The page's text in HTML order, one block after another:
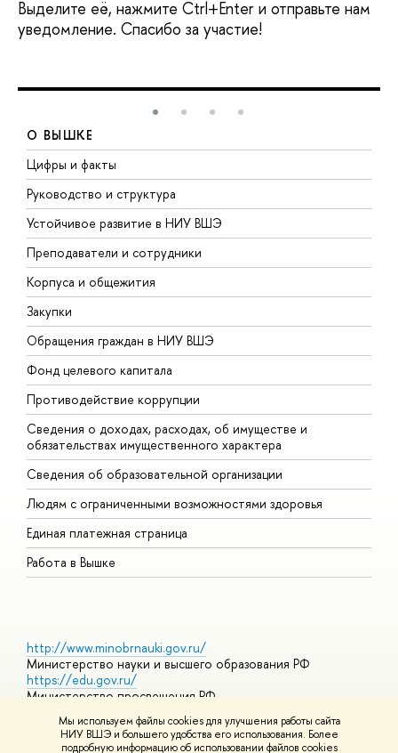
Мы используем файлы cookies для улучшения работы сайта
НИУ ВШЭ и большего удобства его использования. Более
подробную информацию об использовании файлов cookies
Выделите её, нажмите Ctrl+Enter и отправьте нам
уведомление. Спасибо за участие!
О ВЫШКЕ
Цифры и факты
Руководство и структура
Устойчивое развитие в НИУ ВШЭ
Преподаватели и сотрудники
Корпуса и общежития
Закупки
Обращения граждан в НИУ ВШЭ
Фонд целевого капитала
Противодействие коррупции
Сведения о доходах, расходах, об имуществе и
обязательствах имущественного характера
Сведения об образовательной организации
Людям с ограниченными возможностями здоровья
Единая платежная страница
Работа в Вышке
http://www.minobrnauki.gov.ru/
Министерство науки и высшего образования РФ
https://edu.gov.ru/
Министерство просвещения РФ
https://elearning.hse.ru/mooc
Массовые открытые онлайн-курсы